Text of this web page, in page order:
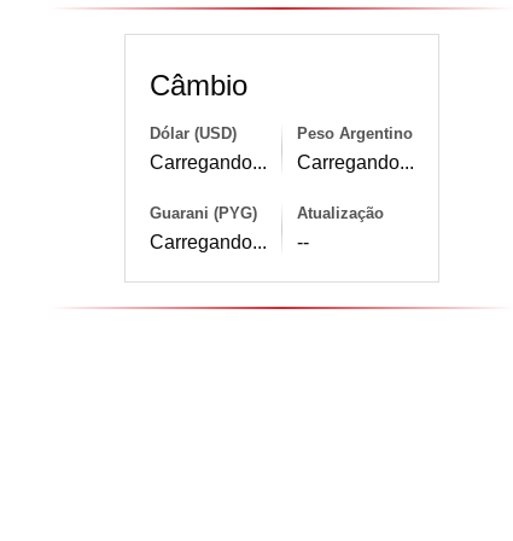
Câmbio
Dólar (USD)
Carregando...
Peso Argentino
Carregando...
Guarani (PYG)
Carregando...
Atualização
--